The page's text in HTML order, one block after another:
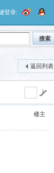
登录:
搜索
返回列表
楼主